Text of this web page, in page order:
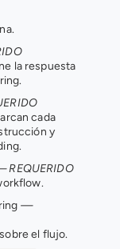
la respuesta
cada
y
REQUERIDO
—
el flujo.